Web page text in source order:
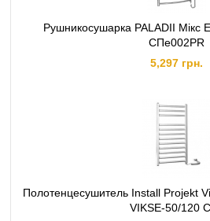
Рушникосушарка PALADII Мікс
СПе002РR
5,297 грн.
Полотенцесушитель Install Projekt
VIKSE-50/120